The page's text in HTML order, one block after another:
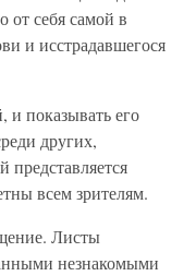
себя самой в
и исстрадавшегося
и показывать его
других,
всем зрителям.
Листы
незнакомыми